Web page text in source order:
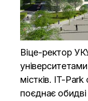
Віце-ректор
містків. IT-
поєднає